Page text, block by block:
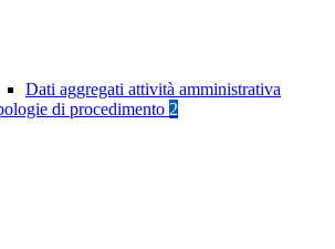
Dati aggregati attività amministrativa
di procedimento 2